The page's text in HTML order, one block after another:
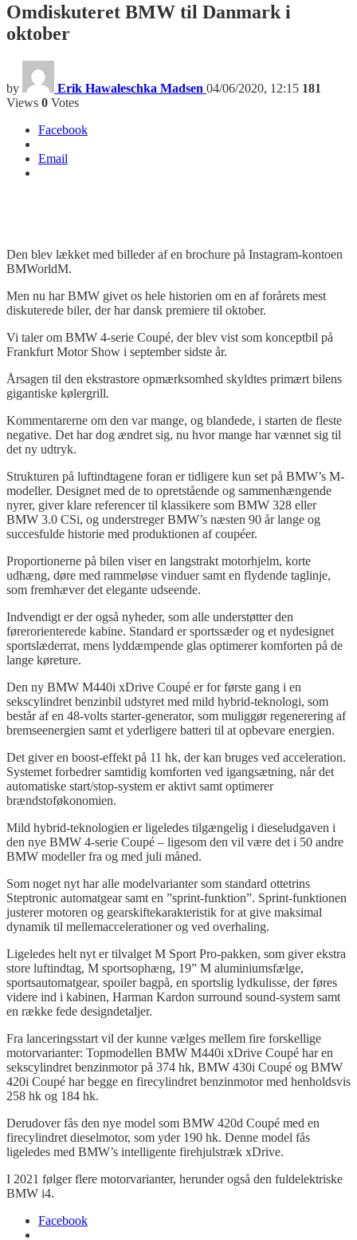
Omdiskuteret BMW til Danmark i
oktober
by Erik Hawaleschka Madsen 04/06/2020, 12:15 181
Views 0 Votes
Facebook
Email
Den blev lækket med billeder af en brochure på Instagram-kontoen
BMWorldM.
Men nu har BMW givet os hele historien om en af forårets mest
diskuterede biler, der har dansk premiere til oktober.
Vi taler om BMW 4-serie Coupé, der blev vist som konceptbil på
Frankfurt Motor Show i september sidste år.
Årsagen til den ekstrastore opmærksomhed skyldtes primært bilens
gigantiske kølergrill.
Kommentarerne om den var mange, og blandede, i starten de fleste
negative. Det har dog ændret sig, nu hvor mange har vænnet sig til
det ny udtryk.
Strukturen på luftindtagene foran er tidligere kun set på BMW’s M-
modeller. Designet med de to opretstående og sammenhængende
nyrer, giver klare referencer til klassikere som BMW 328 eller
BMW 3.0 CSi, og understreger BMW’s næsten 90 år lange og
succesfulde historie med produktionen af coupéer.
Proportionerne på bilen viser en langstrakt motorhjelm, korte
udhæng, døre med rammeløse vinduer samt en flydende taglinje,
som fremhæver det elegante udseende.
Indvendigt er der også nyheder, som alle understøtter den
førerorienterede kabine. Standard er sportssæder og et nydesignet
sportslæderrat, mens lyddæmpende glas optimerer komforten på de
lange køreture.
Den ny BMW M440i xDrive Coupé er for første gang i en
sekscylindret benzinbil udstyret med mild hybrid-teknologi, som
består af en 48-volts starter-generator, som muliggør regenerering af
bremseenergien samt et yderligere batteri til at opbevare energien.
Det giver en boost-effekt på 11 hk, der kan bruges ved acceleration.
Systemet forbedrer samtidig komforten ved igangsætning, når det
automatiske start/stop-system er aktivt samt optimerer
brændstoføkonomien.
Mild hybrid-teknologien er ligeledes tilgængelig i dieseludgaven i
den nye BMW 4-serie Coupé – ligesom den vil være det i 50 andre
BMW modellerfra og med juli måned.
Som noget nyt har alle modelvarianter som standard ottetrins
Steptronic automatgear samt en ”sprint-funktion”. Sprint-funktionen
justerer motoren og gearskiftekarakteristik for at give maksimal
dynamik til mellemaccelerationer og ved overhaling.
Ligeledes helt nyt er tilvalget M Sport Pro-pakken, som giver ekstra
store luftindtag, M sportsophæng, 19” M aluminiumsfælge,
sportsautomatgear, spoiler bagpå, en sportslig lydkulisse, der føres
videre ind i kabinen, Harman Kardon surround sound-system samt
en række fede designdetaljer.
Fra lanceringsstart vil der kunne vælges mellem fire forskellige
motorvarianter: Topmodellen BMW M440i xDrive Coupé har en
sekscylindret benzinmotor på 374 hk, BMW 430i Coupé og BMW
420i Coupé har begge en firecylindret benzinmotor med henholdsvis
258 hk og 184 hk.
Derudover fås den nye model som BMW 420d Coupé med en
firecylindret dieselmotor, som yder 190 hk. Denne model fås
ligeledes med BMW’s intelligente firehjulstræk xDrive.
I 2021 følger flere motorvarianter, herunder også den fuldelektriske
BMW i4.
Facebook